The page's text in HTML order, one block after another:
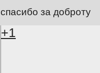
спасибо за доброту
+1